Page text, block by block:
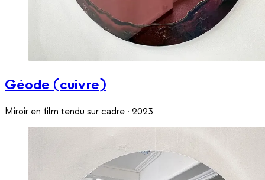
Géode (cuivre)
Miroir en film tendu sur cadre · 2023